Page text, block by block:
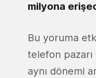
milyona
Bu yoruma
telefon
aynı dönemi